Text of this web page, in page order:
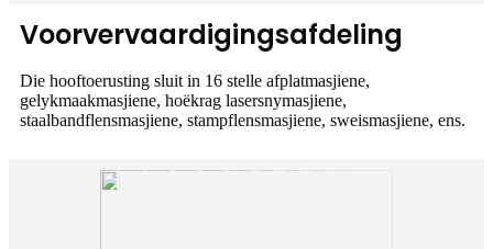
Voorvervaardigingsafdeling
Die hooftoerusting sluit in 16 stelle afplatmasjiene,
gelykmaakmasjiene, hoëkrag lasersnymasjiene,
staalbandflensmasjiene, stampflensmasjiene, sweismasjiene, ens.